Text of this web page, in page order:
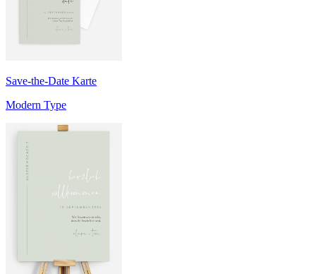
Save-the-Date Karte
Modern Type